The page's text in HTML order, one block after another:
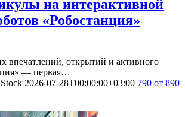
на интерактивной
«Робостанция»
впечатлений, открытий и активного
— первая…
2026-07-28T00:00:00+03:00 790 от 890